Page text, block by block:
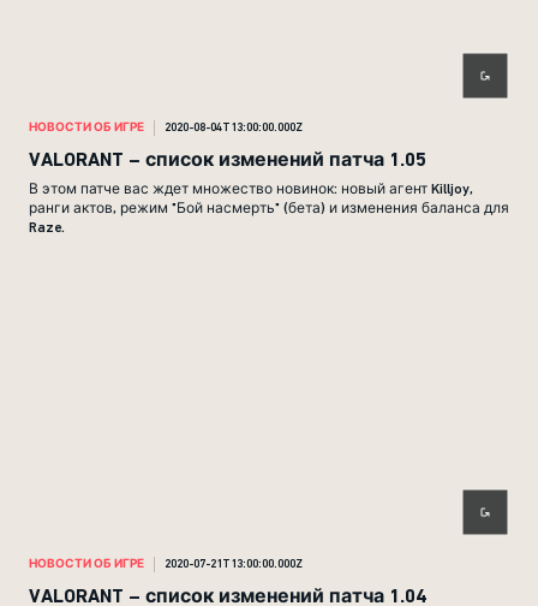
НОВОСТИ ОБ ИГРЕ 2020-08-04T13:00:00.000Z
VALORANT – список изменений патча 1.05
В этом патче вас ждет множество новинок: новый агент Killjoy,
ранги актов, режим "Бой насмерть" (бета) и изменения баланса для
Raze.
НОВОСТИ ОБ ИГРЕ 2020-07-21T13:00:00.000Z
VALORANT – список изменений патча 1.04